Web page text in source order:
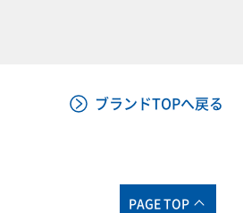
ブランドTOPへ戻る
PAGE TOP